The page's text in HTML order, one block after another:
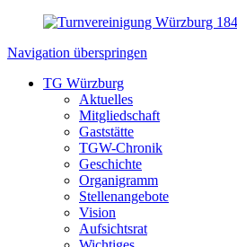
Navigation überspringen
TG Würzburg
Aktuelles
Mitgliedschaft
Gaststätte
TGW-Chronik
Geschichte
Organigramm
Stellenangebote
Vision
Aufsichtsrat